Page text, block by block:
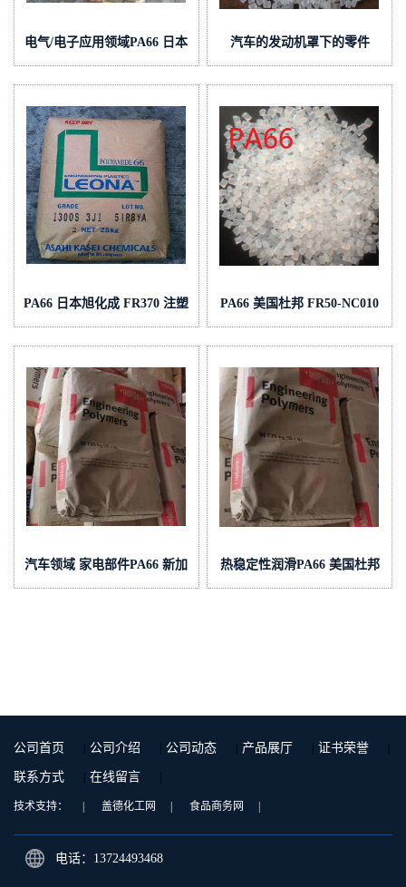
电气/电子应用领域PA66 日本
旭化成 FR200 注塑级
汽车的发动机罩下的零件
PA66 日本旭化成 14G15 注塑
PA66 日本旭化成 FR370 注塑
级电气元件开关
PA66 美国杜邦 FR50-NC010
增强级
汽车领域 家电部件PA66 新加
坡杜邦 101L 注塑级
热稳定性润滑PA66 美国杜邦
103FHS 注塑级
公司首页 | 公司介绍 | 公司动态 | 产品展厅 | 证书荣誉 |
联系方式 | 在线留言 |
技术支持： | 盖德化工网 | 食品商务网 |
电话：13724493468